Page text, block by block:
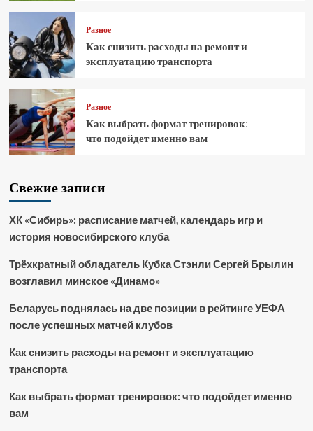
Разное
Как снизить расходы на ремонт и
эксплуатацию транспорта
Разное
Как выбрать формат тренировок:
что подойдет именно вам
Свежие записи
ХК «Сибирь»: расписание матчей, календарь игр и
история новосибирского клуба
Трёхкратный обладатель Кубка Стэнли Сергей Брылин
возглавил минское «Динамо»
Беларусь поднялась на две позиции в рейтинге УЕФА
после успешных матчей клубов
Как снизить расходы на ремонт и эксплуатацию
транспорта
Как выбрать формат тренировок: что подойдет именно
вам